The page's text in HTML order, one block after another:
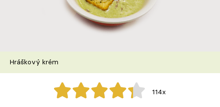
Recepty z TV
Speciál: Cuketa
Hráškový krém
114x